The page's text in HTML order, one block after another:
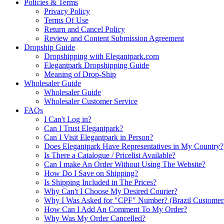
Policies & Terms
Privacy Policy
Terms Of Use
Return and Cancel Policy
Review and Content Submission Agreement
Dropship Guide
Dropshipping with Elegantpark.com
Elegantpark Dropshipping Guide
Meaning of Drop-Ship
Wholesaler Guide
Wholesaler Guide
Wholesaler Customer Service
FAQs
I Can't Log in?
Can I Trust Elegantpark?
Can I Visit Elegantpark in Person?
Does Elegantpark Have Representatives in My Country?
Is There a Catalogue / Pricelist Available?
Can I make An Order Without Using The Website?
How Do I Save on Shipping?
Is Shipping Included in The Prices?
Why Can't I Choose My Desired Courier?
Why I Was Asked for "CPF" Number? (Brazil
How Can I Add An Comment To My Order?
Why Was My Order Cancelled?